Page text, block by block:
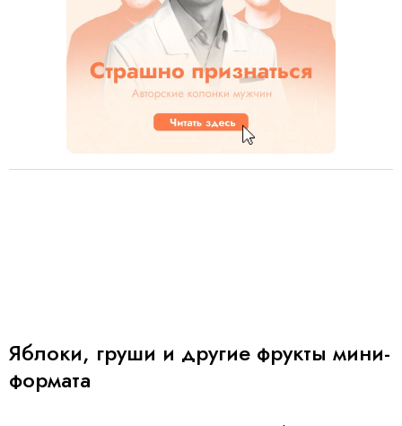
Яблоки, груши и другие фрукты мини-
формата